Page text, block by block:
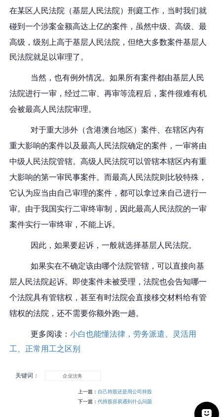
在某区人民法院（基层人民法院）刑庭工作 ，当时我们就
碰到一个涉案金额高达上亿的案件 ，虽然中级、高级、最
高级，级别上高于基层人民法院，但绝大多数案件基层人
民法院就足以审理了 。
当然，也有例外情况。如果所有案件都由基层人民
法院进行一审，经过二审、再审等流程后，案件很难有机
会被最高人民法院审理。
对于重大涉外（含港澳台地区）案件、在辖区内有
重大影响的案件以及最高人民法院确定的案件，一审将由
中级人民法院管辖。高级人民法院可以管辖本辖区内有重
大影响的第一审民事案件。而最高人民法院则比较特殊，
它认为应当由自己审理的案件，都可以拿过来自己进行一
审。由于我国实行二审终审制，因此最高人民法院的一审
案件实行一审终审，不能上诉。
因此，如果要起诉，一般就选择基层人民法院。
如果实在不确定该由哪个法院管辖，可以直接向基
层人民法院起诉。即使案件未被受理 ，法院也会告知哪一
个法院具有管辖权 ，甚至有时法院会直接移交材料给有管
辖权的法院，还不需要你额外跑一趟。
更多阅读：小白也能懂法律，劳务派遣、灵活用
工、正常用工之区别
关键词： 企业法务
上一篇： 自己持股还是用公司持股
下一篇： 代持股容易遇到什么问题